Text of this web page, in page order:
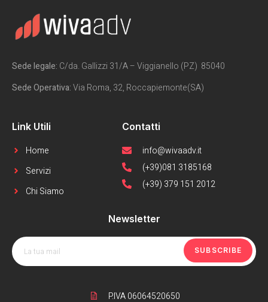
Sede legale: C/da. Gallizzi 31/A – Viggianello (PZ) 85040
Sede Operativa:Via Roma, 32, Roccapiemonte(SA)
Link Utili
Home
Servizi
Chi Siamo
Contatti
info@wivaadv.it
(+39)081 3185168
(+39) 379 151 2012
Newsletter
SUBSCRIBE
P.IVA 06064520650